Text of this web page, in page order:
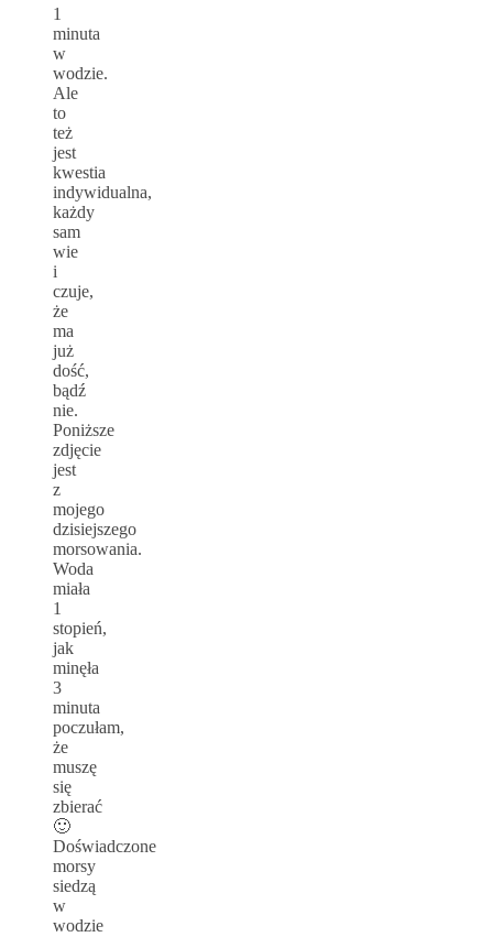
1
minuta
w
wodzie.
Ale
to
też
jest
kwestia
indywidualna,
każdy
sam
wie
i
czuje,
że
ma
już
dość,
bądź
nie.
Poniższe
zdjęcie
jest
z
mojego
dzisiejszego
morsowania.
Woda
miała
1
stopień,
jak
minęła
3
minuta
poczułam,
że
muszę
się
zbierać
🙂
Doświadczone
morsy
siedzą
w
wodzie